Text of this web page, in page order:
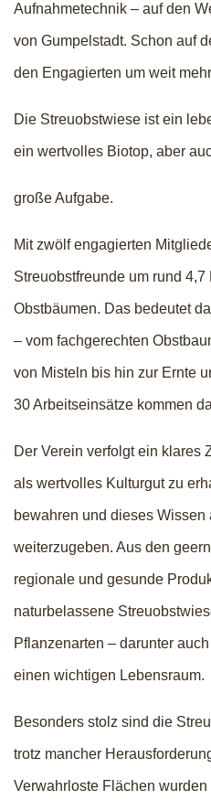
Aufnahmetechnik – auf den
von Gumpelstadt. Schon auf
den Engagierten um weit
Die Streuobstwiese ist ein
ein wertvolles Biotop, aber
große Aufgabe.
Mit zwölf engagierten
Streuobstfreunde um rund
Obstbäumen. Das bedeutet
– vom fachgerechten
von Misteln bis hin zur Ernte
30 Arbeitseinsätze kommen
Der Verein verfolgt ein klares
als wertvolles Kulturgut zu
bewahren und dieses
weiterzugeben. Aus den
regionale und gesunde
naturbelassene
Pflanzenarten – darunter
einen wichtigen Lebensraum.
Besonders stolz sind die
trotz mancher
Verwahrloste Flächen